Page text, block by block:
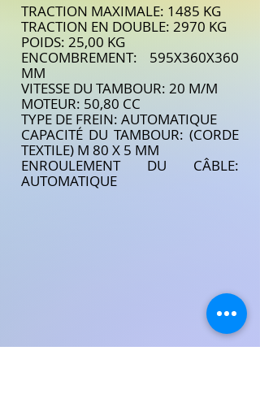
TRACTION MAXIMALE: 1485 KG
TRACTION EN DOUBLE: 2970 KG
POIDS: 25,00 KG
ENCOMBREMENT: 595X360X360
MM
VITESSE DU TAMBOUR: 20 M/M
MOTEUR: 50,80 CC
TYPE DE FREIN: AUTOMATIQUE
CAPACITÉ DU TAMBOUR: (CORDE
TEXTILE) M 80 X 5 MM
ENROULEMENT DU CÂBLE:
AUTOMATIQUE